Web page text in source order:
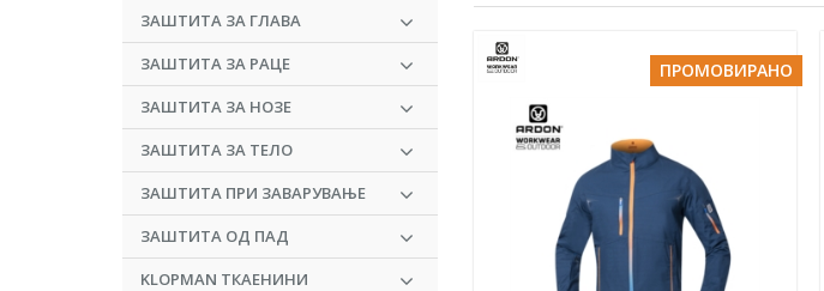
ЗАШТИТА ЗА ГЛАВА
ЗАШТИТА ЗА РАЦЕ
ЗАШТИТА ЗА НОЗЕ
ЗАШТИТА ЗА ТЕЛО
ЗАШТИТА ПРИ ЗАВАРУВАЊЕ
ЗАШТИТА ОД ПАД
KLOPMAN ТКАЕНИНИ
ПРОМОВИРАНО